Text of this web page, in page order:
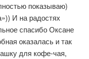
показываю)
И на радостях
спасибо Оксане
оказалась и так
для кофе-чая,